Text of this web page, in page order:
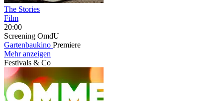
The Stories
Film
20:00
Screening OmdU
Gartenbaukino Premiere
Mehr anzeigen
Festivals & Co